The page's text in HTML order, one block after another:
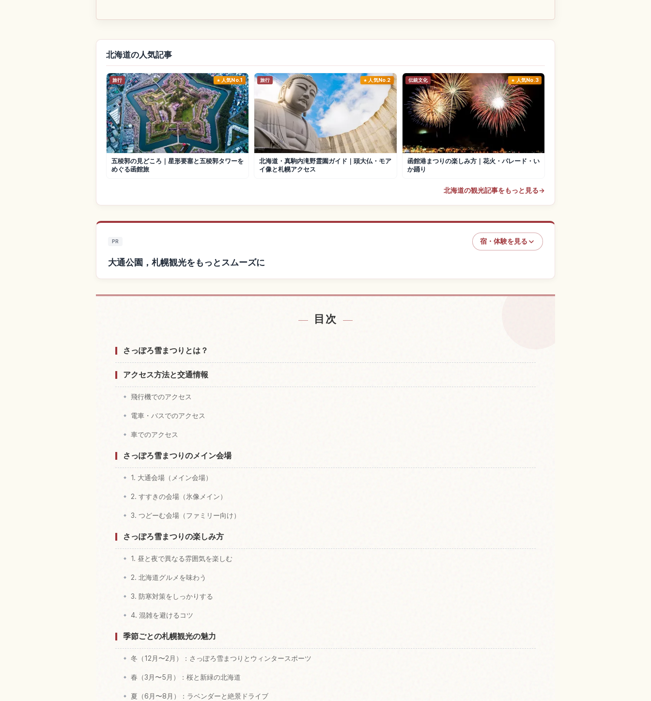
北海道の人気記事
旅行 人気No.1
五稜郭の見どころ｜星形要塞と五稜郭タワーを
めぐる函館旅
旅行 人気No.2
北海道・真駒内滝野霊園ガイド｜頭大仏・モア
イ像と札幌アクセス
伝統文化 人気No.3
函館港まつりの楽しみ方｜花火・パレード・い
か踊り
北海道の観光記事をもっと見る→
PR 宿・体験を見る
大通公園，札幌観光をもっとスムーズに
目次
さっぽろ雪まつりとは？
アクセス方法と交通情報
飛行機でのアクセス
電車・バスでのアクセス
車でのアクセス
さっぽろ雪まつりのメイン会場
1. 大通会場（メイン会場）
2. すすきの会場（氷像メイン）
3. つどーむ会場（ファミリー向け）
さっぽろ雪まつりの楽しみ方
1. 昼と夜で異なる雰囲気を楽しむ
2. 北海道グルメを味わう
3. 防寒対策をしっかりする
4. 混雑を避けるコツ
季節ごとの札幌観光の魅力
冬（12月〜2月）：さっぽろ雪まつりとウィンタースポーツ
春（3月〜5月）：桜と新緑の北海道
夏（6月〜8月）：ラベンダーと絶景ドライブ